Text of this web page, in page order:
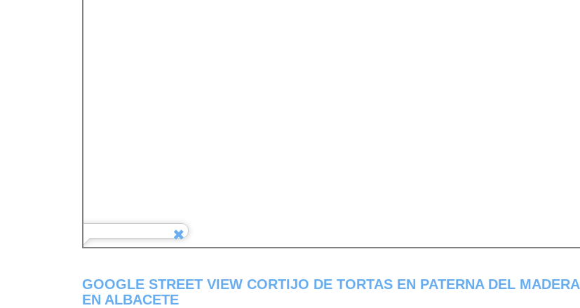
GOOGLE STREET VIEW CORTIJO DE TORTAS EN PATERNA DEL MADERA
EN ALBACETE